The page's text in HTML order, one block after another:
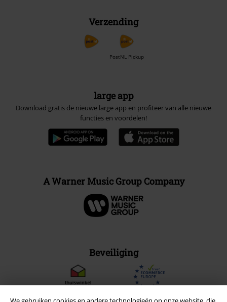
Verzending
PostNL Pickup
large app
Download gratis de nieuwe large app en profiteer van alle nieuwe
functies en voordelen!
A Warner Music Group Company
Beveiliging